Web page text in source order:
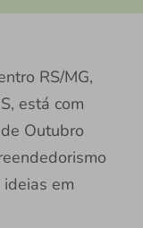
RS/MG,
está com
Outubro
em